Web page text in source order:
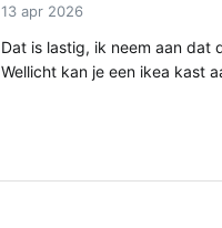
13 apr 2026
Dat is lastig, ik neem aan dat
Wellicht kan je een ikea kast